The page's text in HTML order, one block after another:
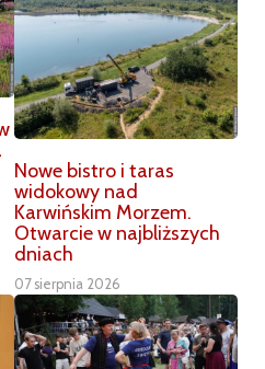
Nowe bistro i taras
widokowy nad
Karwińskim Morzem.
Otwarcie w najbliższych
dniach
07 sierpnia 2026